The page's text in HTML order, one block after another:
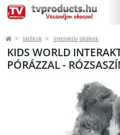
Játékok Interaktív játékok
KIDS WORLD
PÓRÁZZAL -